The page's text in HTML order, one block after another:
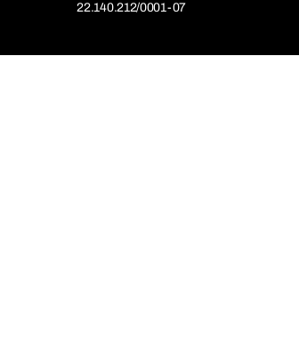
22.140.212/0001-07